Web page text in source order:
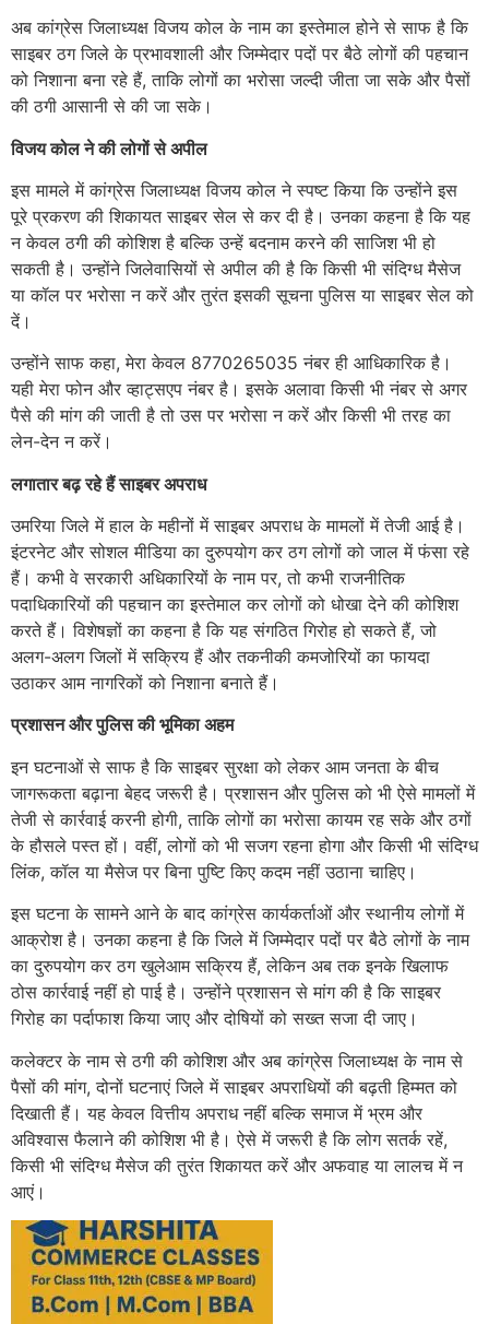
अब कांग्रेस जिलाध्यक्ष विजय कोल के नाम का इस्तेमाल होने से साफ है कि
साइबर ठग जिले के प्रभावशाली और जिम्मेदार पदों पर बैठे लोगों की पहचान
को निशाना बना रहे हैं, ताकि लोगों का भरोसा जल्दी जीता जा सके और पैसों
की ठगी आसानी से की जा सके।
विजय कोल ने की लोगों से अपील
इस मामले में कांग्रेस जिलाध्यक्ष विजय कोल ने स्पष्ट किया कि उन्होंने इस
पूरे प्रकरण की शिकायत साइबर सेल से कर दी है। उनका कहना है कि यह
न केवल ठगी की कोशिश है बल्कि उन्हें बदनाम करने की साजिश भी हो
सकती है। उन्होंने जिलेवासियों से अपील की है कि किसी भी संदिग्ध मैसेज
या कॉल पर भरोसा न करें और तुरंत इसकी सूचना पुलिस या साइबर सेल को
दें।
उन्होंने साफ कहा, मेरा केवल 8770265035 नंबर ही आधिकारिक है।
यही मेरा फोन और व्हाट्सएप नंबर है। इसके अलावा किसी भी नंबर से अगर
पैसे की मांग की जाती है तो उस पर भरोसा न करें और किसी भी तरह का
लेन-देन न करें।
लगातार बढ़ रहे हैं साइबर अपराध
उमरिया जिले में हाल के महीनों में साइबर अपराध के मामलों में तेजी आई है।
इंटरनेट और सोशल मीडिया का दुरुपयोग कर ठग लोगों को जाल में फंसा रहे
हैं। कभी वे सरकारी अधिकारियों के नाम पर, तो कभी राजनीतिक
पदाधिकारियों की पहचान का इस्तेमाल कर लोगों को धोखा देने की कोशिश
करते हैं। विशेषज्ञों का कहना है कि यह संगठित गिरोह हो सकते हैं, जो
अलग-अलग जिलों में सक्रिय हैं और तकनीकी कमजोरियों का फायदा
उठाकर आम नागरिकों को निशाना बनाते हैं।
प्रशासन और पुलिस की भूमिका अहम
इन घटनाओं से साफ है कि साइबर सुरक्षा को लेकर आम जनता के बीच
जागरूकता बढ़ाना बेहद जरूरी है। प्रशासन और पुलिस को भी ऐसे मामलों में
तेजी से कार्रवाई करनी होगी, ताकि लोगों का भरोसा कायम रह सके और ठगों
के हौसले पस्त हों। वहीं, लोगों को भी सजग रहना होगा और किसी भी संदिग्ध
लिंक, कॉल या मैसेज पर बिना पुष्टि किए कदम नहीं उठाना चाहिए।
इस घटना के सामने आने के बाद कांग्रेस कार्यकर्ताओं और स्थानीय लोगों में
आक्रोश है। उनका कहना है कि जिले में जिम्मेदार पदों पर बैठे लोगों के नाम
का दुरुपयोग कर ठग खुलेआम सक्रिय हैं, लेकिन अब तक इनके खिलाफ
ठोस कार्रवाई नहीं हो पाई है। उन्होंने प्रशासन से मांग की है कि साइबर
गिरोह का पर्दाफाश किया जाए और दोषियों को सख्त सजा दी जाए।
कलेक्टर के नाम से ठगी की कोशिश और अब कांग्रेस जिलाध्यक्ष के नाम से
पैसों की मांग, दोनों घटनाएं जिले में साइबर अपराधियों की बढ़ती हिम्मत को
दिखाती हैं। यह केवल वित्तीय अपराध नहीं बल्कि समाज में भ्रम और
अविश्वास फैलाने की कोशिश भी है। ऐसे में जरूरी है कि लोग सतर्क रहें,
किसी भी संदिग्ध मैसेज की तुरंत शिकायत करें और अफवाह या लालच में न
आएं।